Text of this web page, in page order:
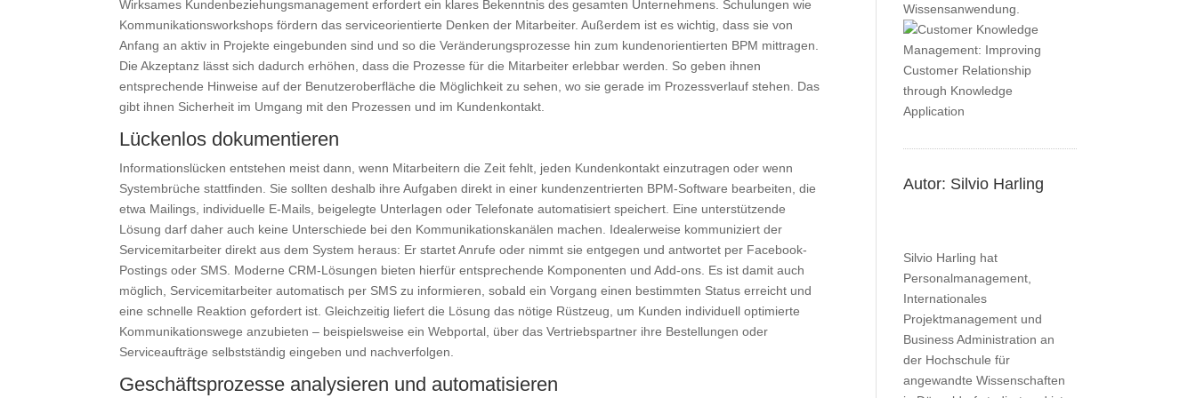
Wirksames Kundenbeziehungsmanagement erfordert ein klares Bekenntnis des gesamten Unternehmens. Schulungen wie
Kommunikationsworkshops fördern das serviceorientierte Denken der Mitarbeiter. Außerdem ist es wichtig, dass sie von
Anfang an aktiv in Projekte eingebunden sind und so die Veränderungsprozesse hin zum kundenorientierten BPM mittragen.
Die Akzeptanz lässt sich dadurch erhöhen, dass die Prozesse für die Mitarbeiter erlebbar werden. So geben ihnen
entsprechende Hinweise auf der Benutzeroberfläche die Möglichkeit zu sehen, wo sie gerade im Prozessverlauf stehen. Das
gibt ihnen Sicherheit im Umgang mit den Prozessen und im Kundenkontakt.
Lückenlos dokumentieren
Informationslücken entstehen meist dann, wenn Mitarbeitern die Zeit fehlt, jeden Kundenkontakt einzutragen oder wenn
Systembrüche stattfinden. Sie sollten deshalb ihre Aufgaben direkt in einer kundenzentrierten BPM-Software bearbeiten, die
etwa Mailings, individuelle E-Mails, beigelegte Unterlagen oder Telefonate automatisiert speichert. Eine unterstützende
Lösung darf daher auch keine Unterschiede bei den Kommunikationskanälen machen. Idealerweise kommuniziert der
Servicemitarbeiter direkt aus dem System heraus: Er startet Anrufe oder nimmt sie entgegen und antwortet per Facebook-
Postings oder SMS. Moderne CRM-Lösungen bieten hierfür entsprechende Komponenten und Add-ons. Es ist damit auch
möglich, Servicemitarbeiter automatisch per SMS zu informieren, sobald ein Vorgang einen bestimmten Status erreicht und
eine schnelle Reaktion gefordert ist. Gleichzeitig liefert die Lösung das nötige Rüstzeug, um Kunden individuell optimierte
Kommunikationswege anzubieten – beispielsweise ein Webportal, über das Vertriebspartner ihre Bestellungen oder
Serviceaufträge selbstständig eingeben und nachverfolgen.
Geschäftsprozesse analysieren und automatisieren
Wissensanwendung.
Autor: Silvio Harling
Silvio Harling hat
Personalmanagement,
Internationales
Projektmanagement und
Business Administration an
der Hochschule für
angewandte Wissenschaften